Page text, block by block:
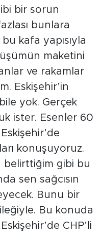
bir sorun
bunlara
kafa yapısıyla
maketini
ve rakamlar
Eskişehir’in
yok. Gerçek
ister. Esenler 60
konuşuyoruz.
belirttiğim gibi bu
sen sağcısın
Bunu bir
Bu konuda
CHP’li